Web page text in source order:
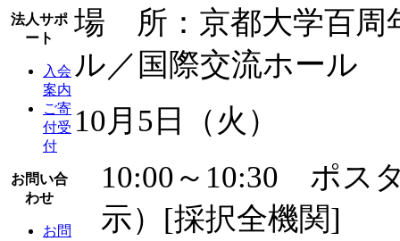
法人サポ
ート
入会
案内
ご寄
付受
付
お問い合
わせ
お問
場 所：京都大学百周
ル／国際交流ホール
10月5日（火）
10:00～10:30 ポス
示）[採択全機関]